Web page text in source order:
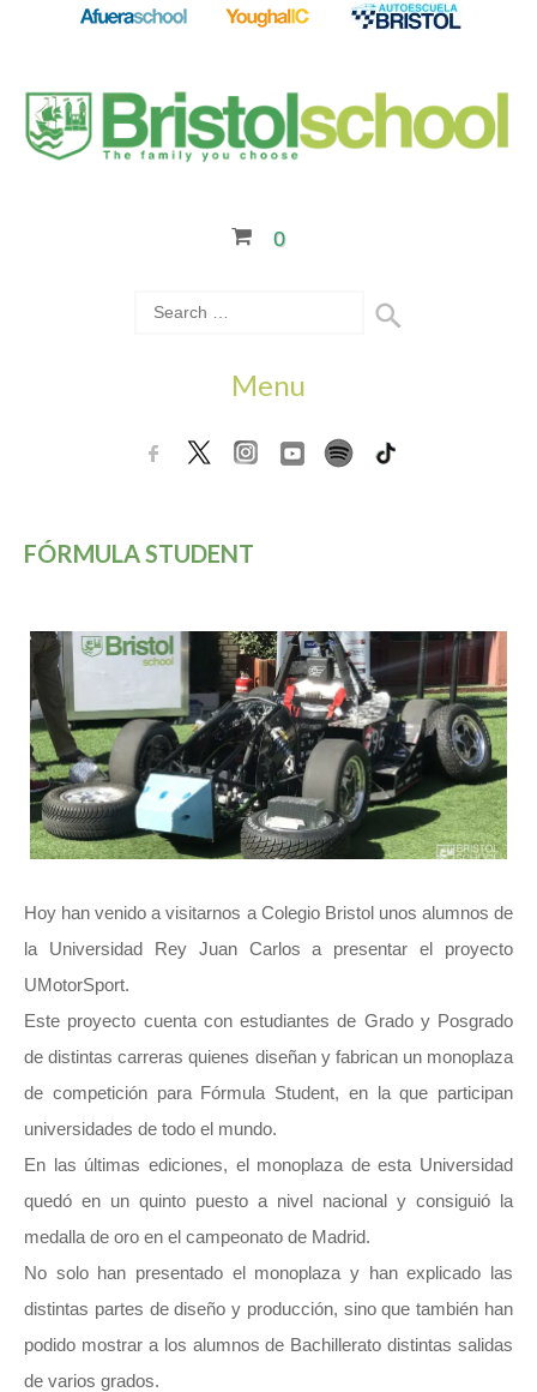
0
Menu
FÓRMULA STUDENT
Hoy han venido a visitarnos a Colegio Bristol unos alumnos de
la Universidad Rey Juan Carlos a presentar el proyecto
UMotorSport.
Este proyecto cuenta con estudiantes de Grado y Posgrado
de distintas carreras quienes diseñan y fabrican un monoplaza
de competición para Fórmula Student, en la que participan
universidades de todo el mundo.
En las últimas ediciones, el monoplaza de esta Universidad
quedó en un quinto puesto a nivel nacional y consiguió la
medalla de oro en el campeonato de Madrid.
No solo han presentado el monoplaza y han explicado las
distintas partes de diseño y producción, sino que también han
podido mostrar a los alumnos de Bachillerato distintas salidas
de varios grados.